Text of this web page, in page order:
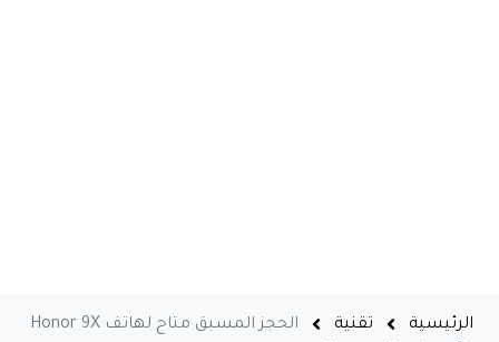
الرئيسية تقنية
الحجز المسبق متاح لهاتف Honor 9X